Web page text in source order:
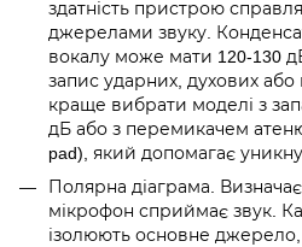
здатність пристрою
джерелами звуку.
вокалу може мати 120-130
запис ударних, духових або
краще вибрати моделі з
дБ або з перемикачем
pad), який допомагає
Полярна діаграма.
мікрофон сприймає звук.
ізолюють основне джерело,